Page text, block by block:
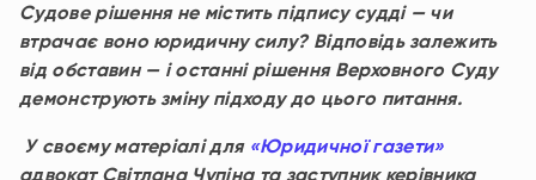
Судове рішення не містить підпису судді — чи
втрачає воно юридичну силу? Відповідь залежить
від обставин — і останні рішення Верховного Суду
демонструють змінупідходу до цього питання.
У своєму матеріалі для «Юридичної газети»
адвокат Світлана Чупіна та заступник керівника